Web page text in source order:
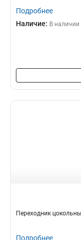
Подробнее
Наличие: В наличии
Переходник
Подробнее